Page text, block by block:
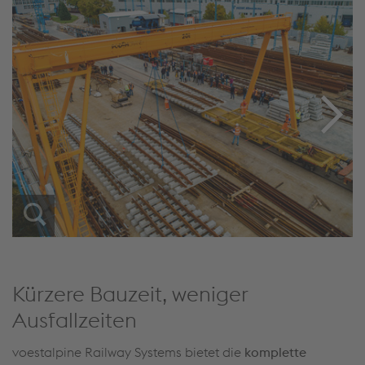
Kürzere Bauzeit, weniger
Ausfallzeiten
voestalpine Railway Systems bietet die komplette